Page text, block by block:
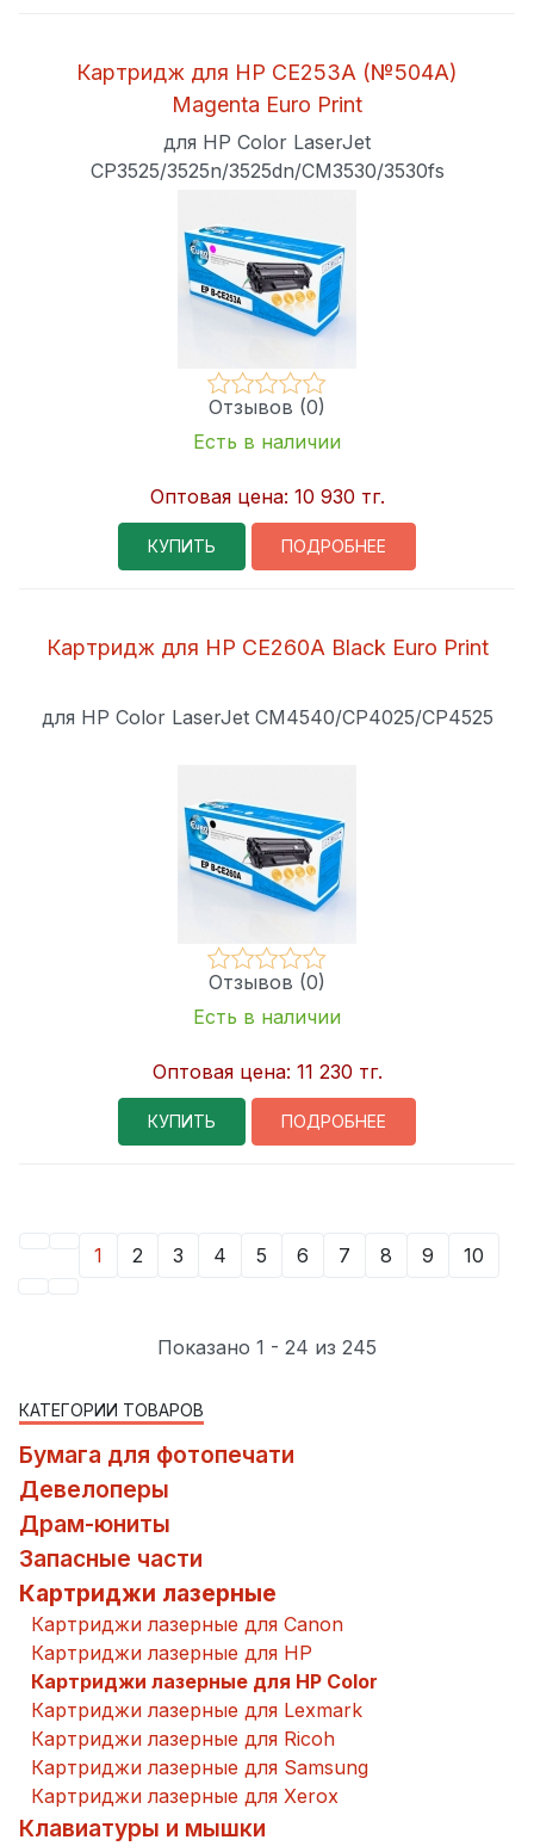
Картридж для HP CE253A (№504A)
Magenta Euro Print
для HP Color LaserJet
CP3525/3525n/3525dn/CM3530/3530fs
Отзывов (0)
Есть в наличии
Оптовая цена: 10 930 тг.
КУПИТЬ ПОДРОБНЕЕ
Картридж для HP CE260A Black Euro Print
для HP Color LaserJet CM4540/CP4025/CP4525
Отзывов (0)
Есть в наличии
Оптовая цена: 11 230 тг.
КУПИТЬ ПОДРОБНЕЕ
1 2 3 4 5 6 7 8 9 10
Показано 1 - 24 из 245
КАТЕГОРИИ ТОВАРОВ
Бумага для фотопечати
Девелоперы
Драм-юниты
Запасные части
Картриджи лазерные
Картриджи лазерные для Canon
Картриджи лазерные для HP
Картриджи лазерные для HP Color
Картриджи лазерные для Lexmark
Картриджи лазерные для Ricoh
Картриджи лазерные для Samsung
Картриджи лазерные для Xerox
Клавиатуры и мышки